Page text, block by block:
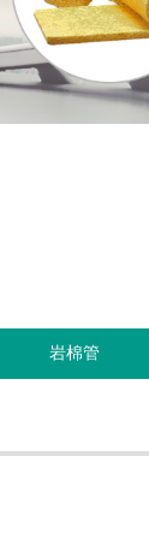
岩棉管